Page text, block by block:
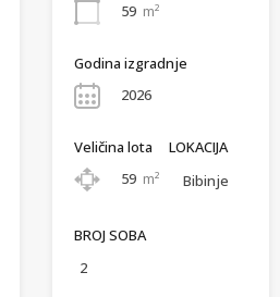
59 m²
Godina izgradnje
2026
Veličina lota
59 m²
LOKACIJA
Bibinje
BROJ SOBA
2